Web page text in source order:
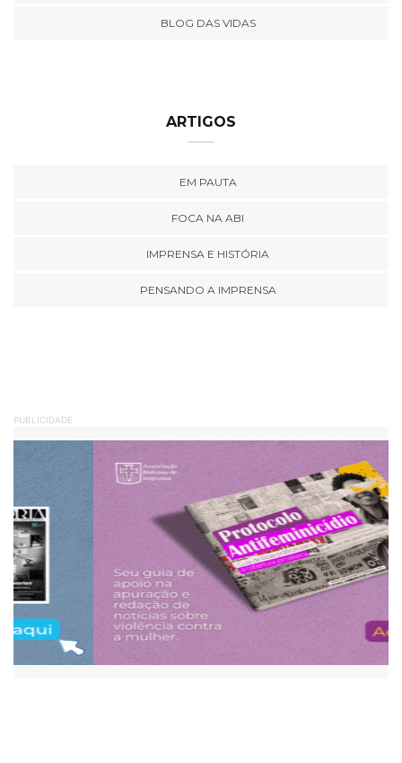
BLOG DAS VIDAS
ARTIGOS
EM PAUTA
FOCA NA ABI
IMPRENSA E HISTÓRIA
PENSANDO A IMPRENSA
PUBLICIDADE